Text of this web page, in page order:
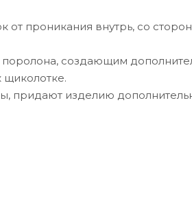
проникания внутрь, со
поролона, создающим
щиколотке.
придают изделию